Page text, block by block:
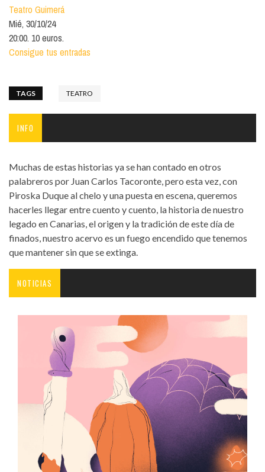
Teatro Guimerá
Mié, 30/10/24
20:00. 10 euros.
Consigue tus entradas
TAGS TEATRO
INFO
Muchas de estas historias ya se han contado en otros
palabreros por Juan Carlos Tacoronte, pero esta vez, con
Piroska Duque al chelo y una puesta en escena, queremos
hacerles llegar entre cuento y cuento, la historia de nuestro
legado en Canarias, el origen y la tradición de este día de
finados, nuestro acervo es un fuego encendido que tenemos
que mantener sin que se extinga.
NOTICIAS